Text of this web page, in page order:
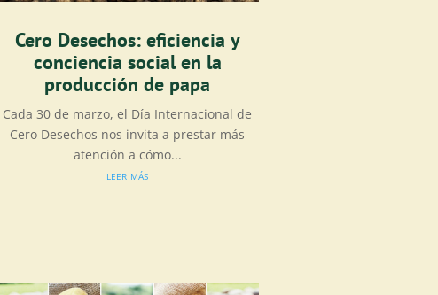
Cero Desechos: eficiencia y
conciencia social en la
producción de papa
Cada 30 de marzo, el Día Internacional de
Cero Desechos nos invita a prestar más
atención a cómo...
leer más